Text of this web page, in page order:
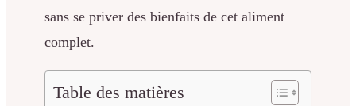
sans se priver des bienfaits de cet aliment
complet.
Table des matières